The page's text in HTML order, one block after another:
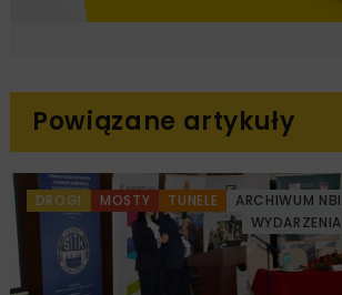
Powiązane artykuły
DROGI MOSTY TUNELE
ARCHIWUM NBI
WYDARZENIA